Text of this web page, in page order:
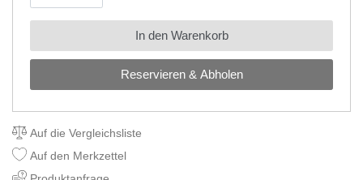
Reservieren & Abholen
In den Warenkorb
Auf die Vergleichsliste
Auf den Merkzettel